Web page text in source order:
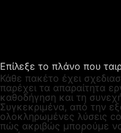
Επίλεξε το πλάνο που
Κάθε πακέτο έχει
παρέχει τα απαραίτητα
καθοδήγηση και τη
Συγκεκριμένα, από την
ολοκληρωμένες λύσεις
πώς ακριβώς μπορούμε